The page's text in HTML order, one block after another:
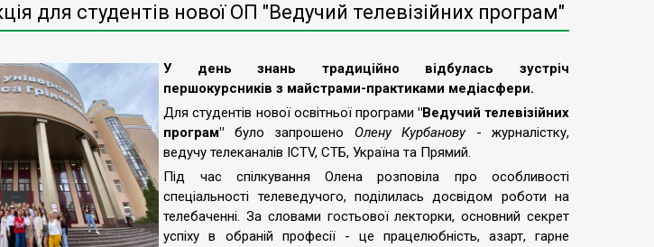
для студентів нової ОП "Ведучий телевізійних програм"
У день знань традиційно відбулась зустріч
першокурсників з майстрами-практиками медіасфери.
Для студентів нової освітньої програми "Ведучий телевізійних
програм" було запрошено Олену Курбанову- журналістку,
ведучу телеканалів ICTV, СТБ, Україна та Прямий.
Під час спілкування Олена розповіла про особливості
спеціальності телеведучого, поділилась досвідом роботи на
телебаченні. За словами гостьової лекторки, основний секрет
успіху в обраній професії - це працелюбність, азарт, гарне